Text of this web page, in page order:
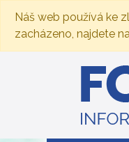
Náš web používá ke
zacházeno, najdete